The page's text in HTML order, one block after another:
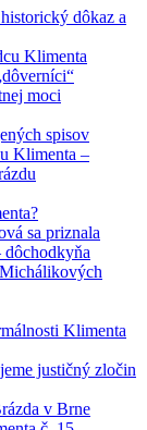
dôkaz a
Klimenta
moci
spisov
Klimenta –
sa priznala
dôchodkyňa
Klimenta
justičný zločin
v Brne